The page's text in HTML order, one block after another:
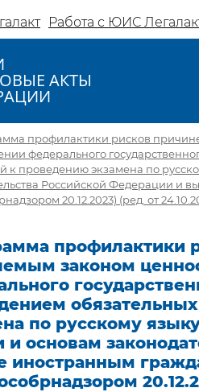
Работа с ЮИС
АКТЫ
профилактики рисков
федерального
к проведению экзамена по
Российской Федерации и
20.12.2023) (ред. от
профилактики
законом
по русскому
и основам
иностранным